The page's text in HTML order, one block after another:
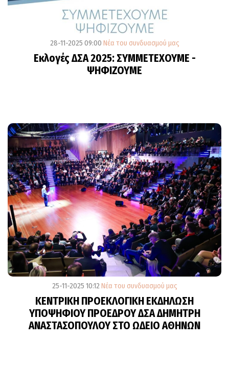
28-11-2025 09:00 Νέα του συνδυασμού μας
Εκλογές ΔΣΑ 2025: ΣΥΜΜΕΤΕΧΟΥΜΕ -
ΨΗΦΙΖΟΥΜΕ
25-11-2025 10:12Νέα του συνδυασμού μας
ΚΕΝΤΡΙΚΗ ΠΡΟΕΚΛΟΓΙΚΗ ΕΚΔΗΛΩΣΗ
ΥΠΟΨΗΦΙΟΥ ΠΡΟΕΔΡΟΥ ΔΣΑ ΔΗΜΗΤΡΗ
ΑΝΑΣΤΑΣΟΠΟΥΛΟΥ ΣΤΟ ΩΔΕΙΟ ΑΘΗΝΩΝ